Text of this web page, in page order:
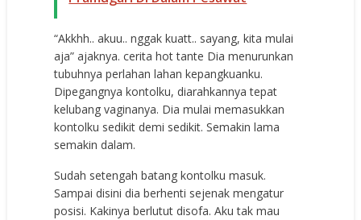
“Akkhh.. akuu.. nggak kuatt.. sayang, kita mulai
aja” ajaknya. cerita hot tante Dia menurunkan
tubuhnya perlahan lahan kepangkuanku.
Dipegangnya kontolku, diarahkannya tepat
kelubang vaginanya. Dia mulai memasukkan
kontolku sedikit demi sedikit. Semakin lama
semakin dalam.
Sudah setengah batang kontolku masuk.
Sampai disini dia berhenti sejenak mengatur
posisi. Kakinya berlutut disofa. Aku tak mau